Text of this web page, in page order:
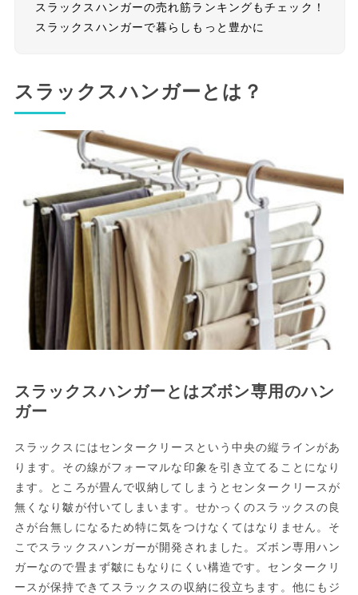
スラックスハンガーの売れ筋ランキングもチェック！
スラックスハンガーで暮らしもっと豊かに
スラックスハンガーとは？
スラックスハンガーとはズボン専用のハン
ガー
スラックスにはセンタークリースという中央の縦ラインがあ
ります。その線がフォーマルな印象を引き立てることになり
ます。ところが畳んで収納してしまうとセンタークリースが
無くなり皺が付いてしまいます。せかっくのスラックスの良
さが台無しになるため特に気をつけなくてはなりません。そ
こでスラックスハンガーが開発されました。ズボン専用ハン
ガーなので畳まず皺にもなりにくい構造です。センタークリ
ースが保持できてスラックスの収納に役立ちます。他にもジ